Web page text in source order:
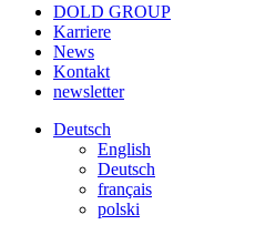
DOLD GROUP
Karriere
News
Kontakt
newsletter
Deutsch
English
Deutsch
français
polski